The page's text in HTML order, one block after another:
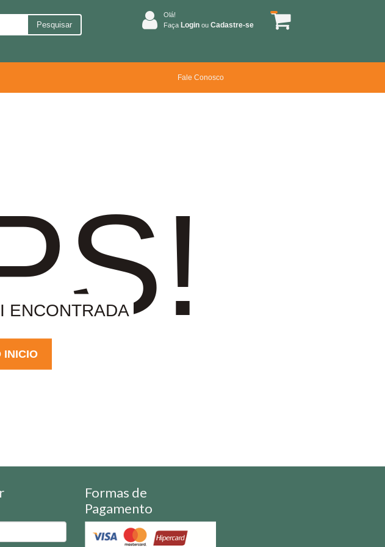
Pesquisar
Olá!
Faça Login ou Cadastre-se
Fale Conosco
ENCONTRADA
INICIO
Formas de
Pagamento